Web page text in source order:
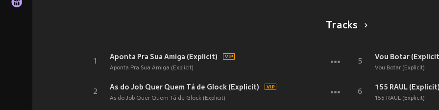
Tracks
1
Aponta Pra Sua Amiga (Explicit)
Aponta Pra Sua Amiga (Explicit)
2
As do Job Quer Quem Tá de Glock (Explicit)
As do Job Quer Quem Tá de Glock (Explicit)
5
Vou Botar
Vou Botar (Explicit)
6
155 RAUL (Explicit)
155 RAUL (Explicit)